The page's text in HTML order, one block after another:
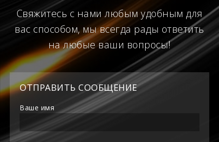
Свяжитесь с нами любым удобным для
вас способом, мы всегда рады ответить
на любые ваши вопросы!
ОТПРАВИТЬ СООБЩЕНИЕ
Ваше имя